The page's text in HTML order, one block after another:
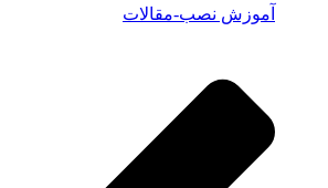
آموزش نصب-مقالات